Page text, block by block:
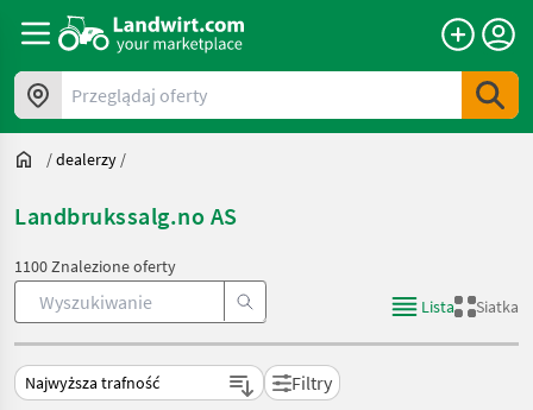
Przeglądaj oferty
/dealerzy /
Landbrukssalg.no AS
1100 Znalezione oferty
Lista
Siatka
Filtry